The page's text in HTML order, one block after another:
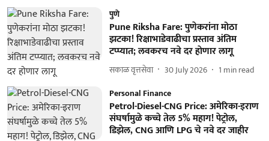
पुणे
Pune Riksha Fare: पुणेकरांना मोठा
झटका! रिक्षाभाडेवाढीचा प्रस्ताव अंतिम
टप्प्यात; लवकरच नवे दर हाेणार लागू
सकाळ वृत्तसेवा 30 July 2026 1 min read
Personal Finance
Petrol-Diesel-CNG Price: अमेरिका-इराण
संघर्षामुळे कच्चे तेल 5% महाग! पेट्रोल,
डिझेल, CNG आणि LPG चे नवे दर जाहीर